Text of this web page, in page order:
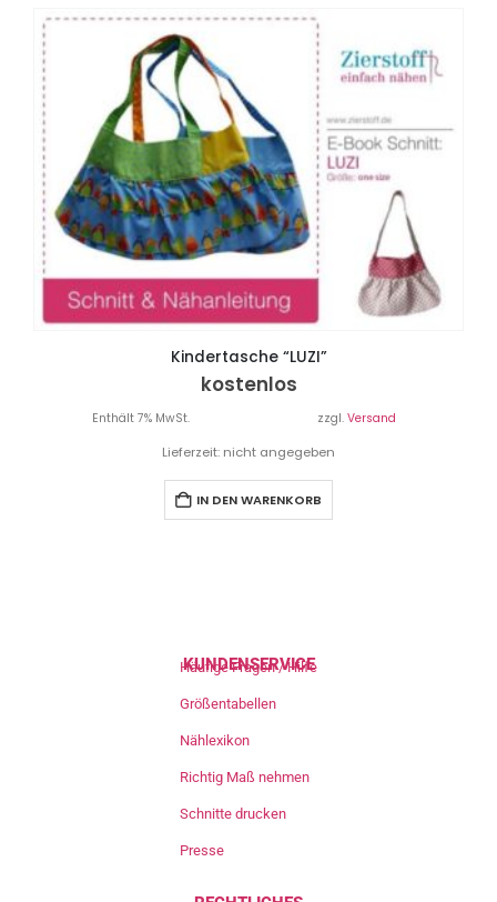
Kindertasche “LUZI”
kostenlos
Enthält 7% MwSt. zzgl. Versand
Lieferzeit: nicht angegeben
IN DEN WARENKORB
KUNDENSERVICE
Häufige Fragen / Hilfe
Größentabellen
Nählexikon
Richtig Maß nehmen
Schnitte drucken
Presse